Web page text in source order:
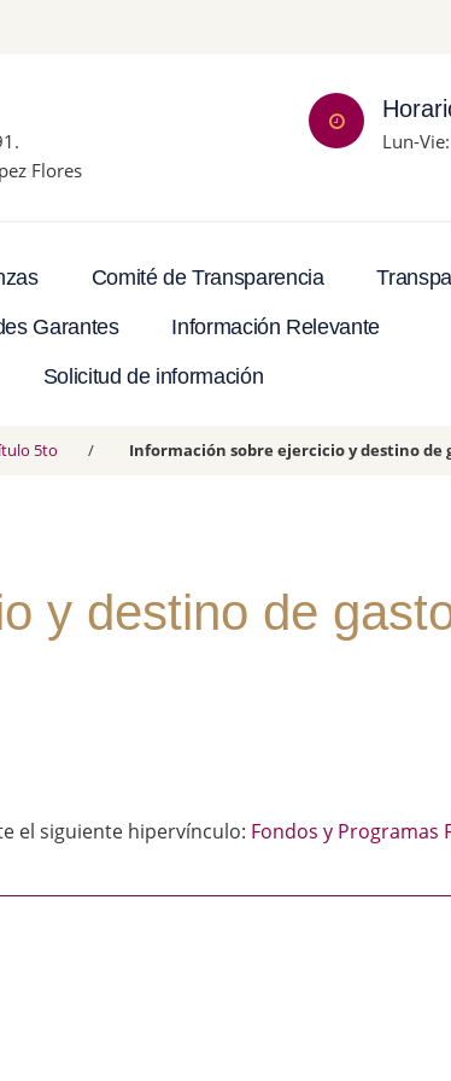
Flores
Lun-
Comité de Transparencia
Garantes Información Relevante
Solicitud de información
5to Información sobre ejercicio y destino de
y destino de
el siguiente hipervínculo: Fondos y Programas